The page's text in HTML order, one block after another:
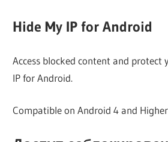
Hide My IP for Android
Access blocked content and protect
IP for Android.
Compatible on Android 4 and Higher